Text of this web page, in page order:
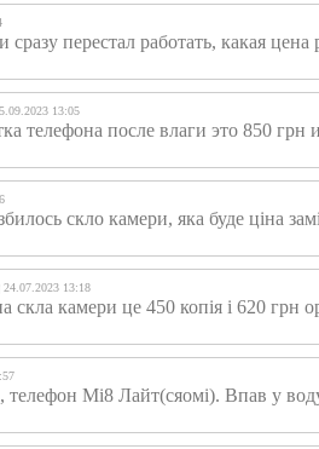
перестал работать, какая
13:05
телефона после влаги это 850 грн
скло камери, яка буде ціна
24.07.2023 13:18
скла камери це 450 копія і 620 грн
телефон Мі8 Лайт(сяомі). Впав у